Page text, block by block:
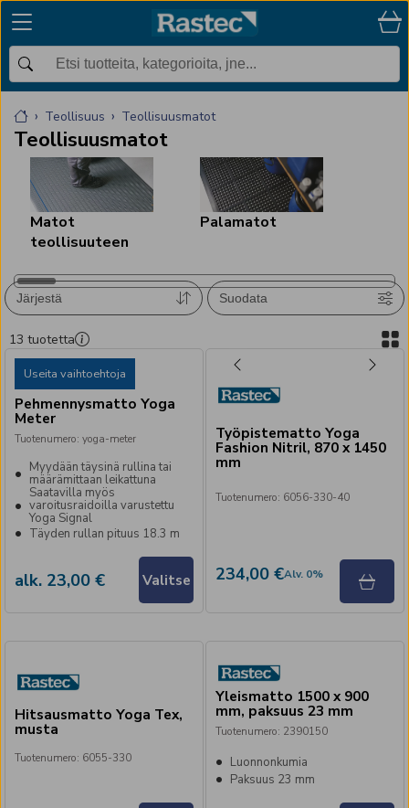
Teollisuus Teollisuusmatot
Teollisuusmatot
Matot
teollisuuteen
Palamatot
Järjestä
13 tuotetta
Suodata
Useita vaihtoehtoja
Pehmennysmatto Yoga
Meter
Tuotenumero: yoga-meter
Myydään täysinä rullina tai
määrämittaan leikattuna
Saatavilla myös
varoitusraidoilla varustettu
Yoga Signal
Täyden rullan pituus 18.3 m
alk. 23,00 € Valitse
Työpistematto Yoga
Fashion Nitril, 870 x 1450
mm
Tuotenumero: 6056-330-40
234,00 €Alv. 0%
Hitsausmatto Yoga Tex,
musta
Tuotenumero: 6055-330
Yleismatto 1500 x 900
mm, paksuus 23 mm
Tuotenumero: 2390150
Luonnonkumia
Paksuus 23 mm